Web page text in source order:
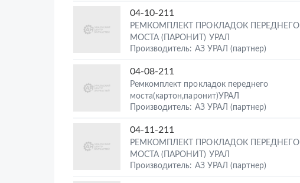
04-10-211
РЕМКОМПЛЕКТ ПРОКЛАДОК ПЕРЕДНЕГО
МОСТА (ПАРОНИТ) УРАЛ
Производитель: АЗ УРАЛ (партнер)
04-08-211
Ремкомплект прокладок переднего
моста(картон,паронит)УРАЛ
Производитель: АЗ УРАЛ (партнер)
04-11-211
РЕМКОМПЛЕКТ ПРОКЛАДОК ПЕРЕДНЕГО
МОСТА (ПАРОНИТ) УРАЛ
Производитель: АЗ УРАЛ (партнер)